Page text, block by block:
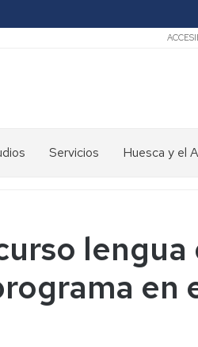
Servicios Huesca y el
de
Transporte
Turismo
En en